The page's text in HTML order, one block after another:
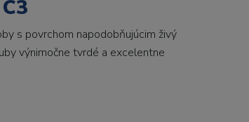
s povrchom napodobňujúcim živý
výnimočne tvrdé a excelentne